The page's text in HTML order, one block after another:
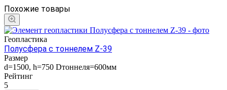
Похожие товары
Геопластика
Полусфера с тоннелем Z-39
Размер
d=1500, h=750 Dтоннеля=600мм
Рейтинг
5